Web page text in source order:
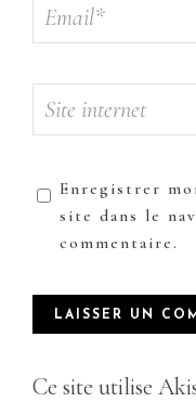
Enregistrer
site dans le
commentaire.
Ce site utilise